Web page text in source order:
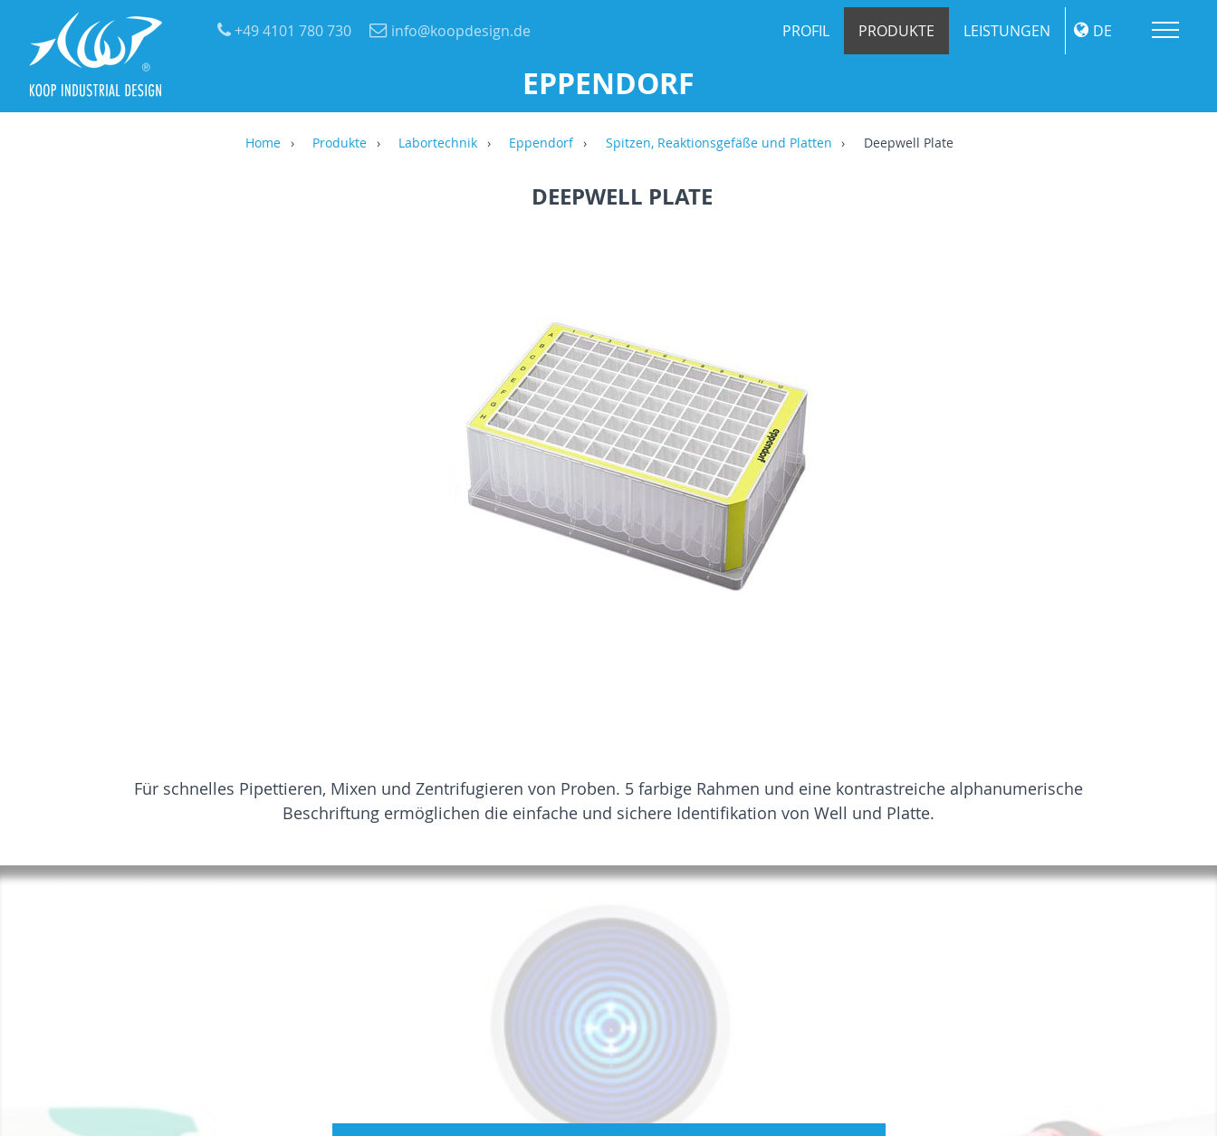
+49 4101 780 730
info@koopdesign.de PROFIL PRODUKTE LEISTUNGEN DE
EPPENDORF
Home Produkte Labortechnik Eppendorf Spitzen, Reaktionsgefäße und Platten Deepwell Plate
DEEPWELL PLATE
Für schnelles Pipettieren, Mixen und Zentrifugieren von Proben. 5 farbige Rahmen und eine kontrastreiche alphanumerische
Beschriftung ermöglichen die einfache und sichere Identifikation von Well und Platte.